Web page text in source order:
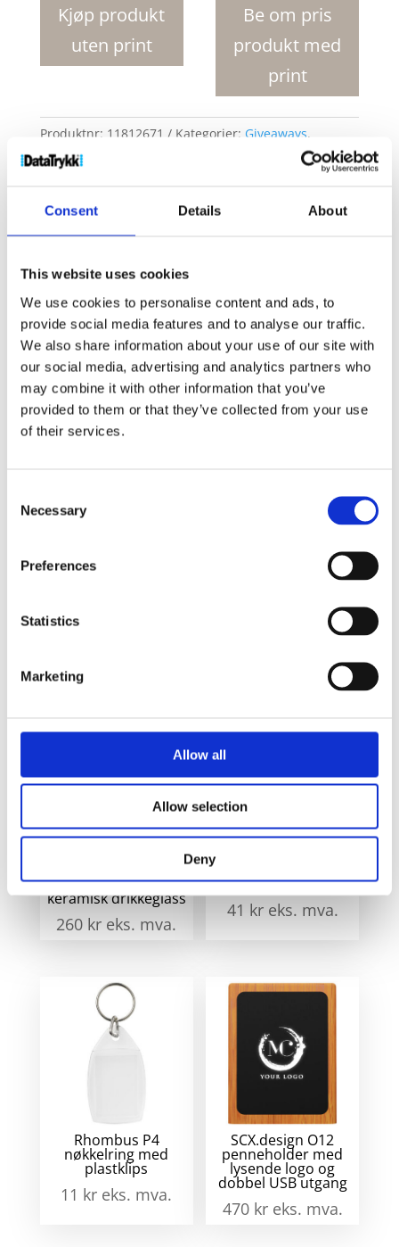
Consent Details About
This website uses cookies
We use cookies to personalise content and ads, to
provide social media features and to analyse our traffic.
We also share information about your use of our site with
our social media, advertising and analytics partners who
may combine it with other information that you’ve
provided to them or that they’ve collected from your use
of their services.
Selection
Necessary
Preferences
Statistics
Marketing
Allow all
Allow selection
Deny
nøkkelring
bambus
antall
Kjøp produkt
uten print
Be om pris
produkt med
print
Produktnr: 11812671 Kategorier: Giveaways,
Nøkkelringer
Ekstra informasjon
Send forespørsel om produkt med print
Dekorasjonsalternativer
Dekorasjonpriser
På lager
rektangulær
nøkkelring i
På
Relaterte produkter
dobbeltvegget
keramisk drikkeglass
260 kr eks. mva.
nøkkelring i bøk
41 kr eks. mva.
Rhombus P4
nøkkelring med
plastklips
11 kr eks. mva.
SCX.design O12
penneholder med
lysende logo og
dobbel USB utgang
470 kr eks. mva.